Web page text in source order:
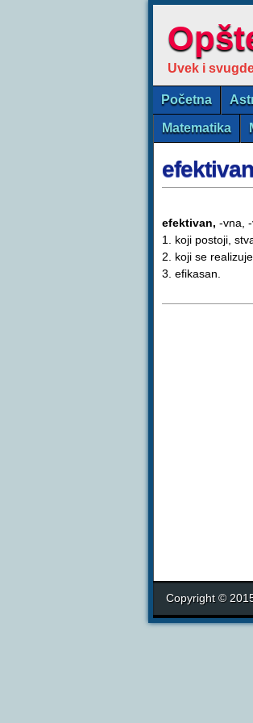
Uvek i
Početna
Matematika
efektivan, -vna,
1. koji postoji,
2. koji se
3. efikasan.
Copyright ©